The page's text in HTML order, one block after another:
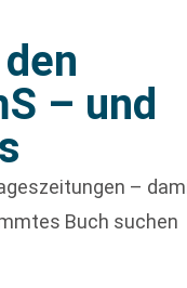
– und
–
Buch suchen